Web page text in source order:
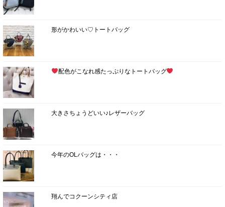
形がかわいい♡トートバッグ
配色がこなれ感たっぷりなトートバッグ
大きさちょうどいい♪レザーバッグ
今年のOLバッグは・・・
翔んでコクーンシティ店